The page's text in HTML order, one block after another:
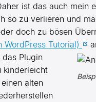
ist das auch mein
so zu verlieren und
doch zu bösen
WordPress Tutorial)
Plugin
kinderleicht
alten